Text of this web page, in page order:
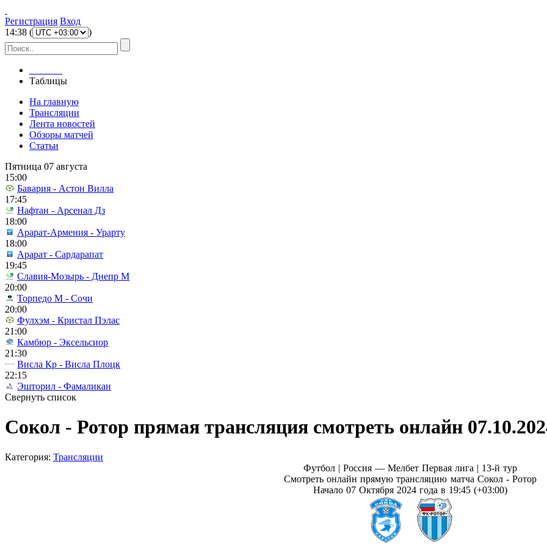
Регистрация Вход
14:38 ( )
Таблицы
На главную
Трансляции
Лента новостей
Обзоры матчей
Статьи
Пятница 07 августа
15:00
Бавария - Астон Вилла
17:45
Нафтан - Арсенал Дз
18:00
Арарат-Армения - Урарту
18:00
Арарат - Сардарапат
19:45
Славия-Мозырь - Днепр М
20:00
Торпедо М - Сочи
20:00
Фулхэм - Кристал Пэлас
21:00
Камбюр - Эксельсиор
21:30
Висла Кр - Висла Плоцк
22:15
Эшторил - Фамаликан
Свернуть список
Сокол - Ротор прямая трансляция смотреть онлайн
Категория: Трансляции
Футбол | Россия — Мелбет Первая лига | 13-й тур
Смотреть онлайн прямую трансляцию матча Сокол - Ротор
Начало 07 Октября 2024 года в 19:45 (+03:00)